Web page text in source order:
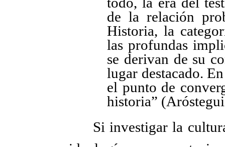
de la relación
Historia, la
las profundas
se derivan de su
lugar destacado.
el punto de
historia”
Si investigar la